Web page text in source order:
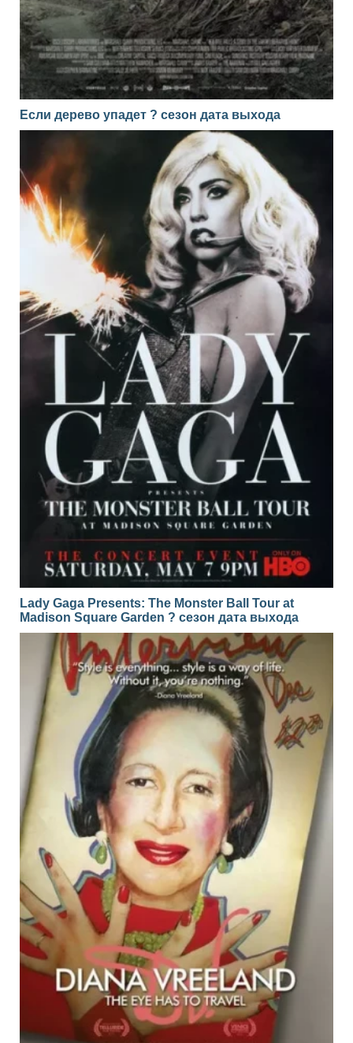
Если дерево упадет ? сезон дата выхода
Lady Gaga Presents: The Monster Ball Tour at
Madison Square Garden ? сезон дата выхода